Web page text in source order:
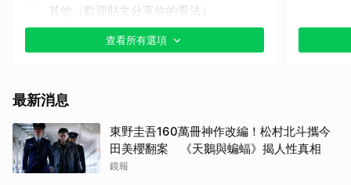
其他（歡迎貼文分享你的看法）
查看所有選項
最新消息
東野圭吾160萬冊神作改編！松村北斗攜今
田美櫻翻案 《天鵝與蝙蝠》揭人性真相
鏡報